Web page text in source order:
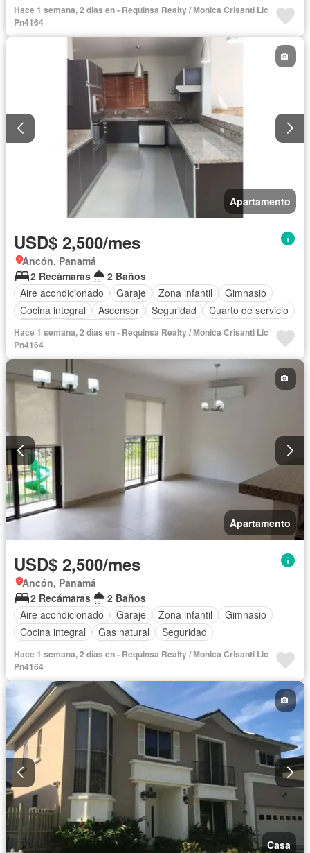
Vista panorámica Seguridad Piscina Cancha de tenis
Hace 1 semana, 2 días en - Requinsa Realty / Monica Crisanti Lic
Pn4164
Apartamento
USD$ 2,500/mes
Ancón, Panamá
2 Recámaras
2 Baños
Aire acondicionado
Garaje Zona infantil
Gimnasio
Cocina integral
Ascensor Seguridad
Cuarto de servicio
Piscina
Cancha de tenis
Hace 1 semana, 2 días en - Requinsa Realty / Monica Crisanti Lic
Pn4164
Apartamento
USD$ 2,500/mes
Ancón, Panamá
2 Recámaras
2 Baños
Aire acondicionado
Garaje Zona infantil
Gimnasio
Cocina integral
Gas natural
Seguridad
Cuarto de servicio
Piscina
Hace 1 semana, 2 días en - Requinsa Realty / Monica Crisanti Lic
Pn4164
Casa